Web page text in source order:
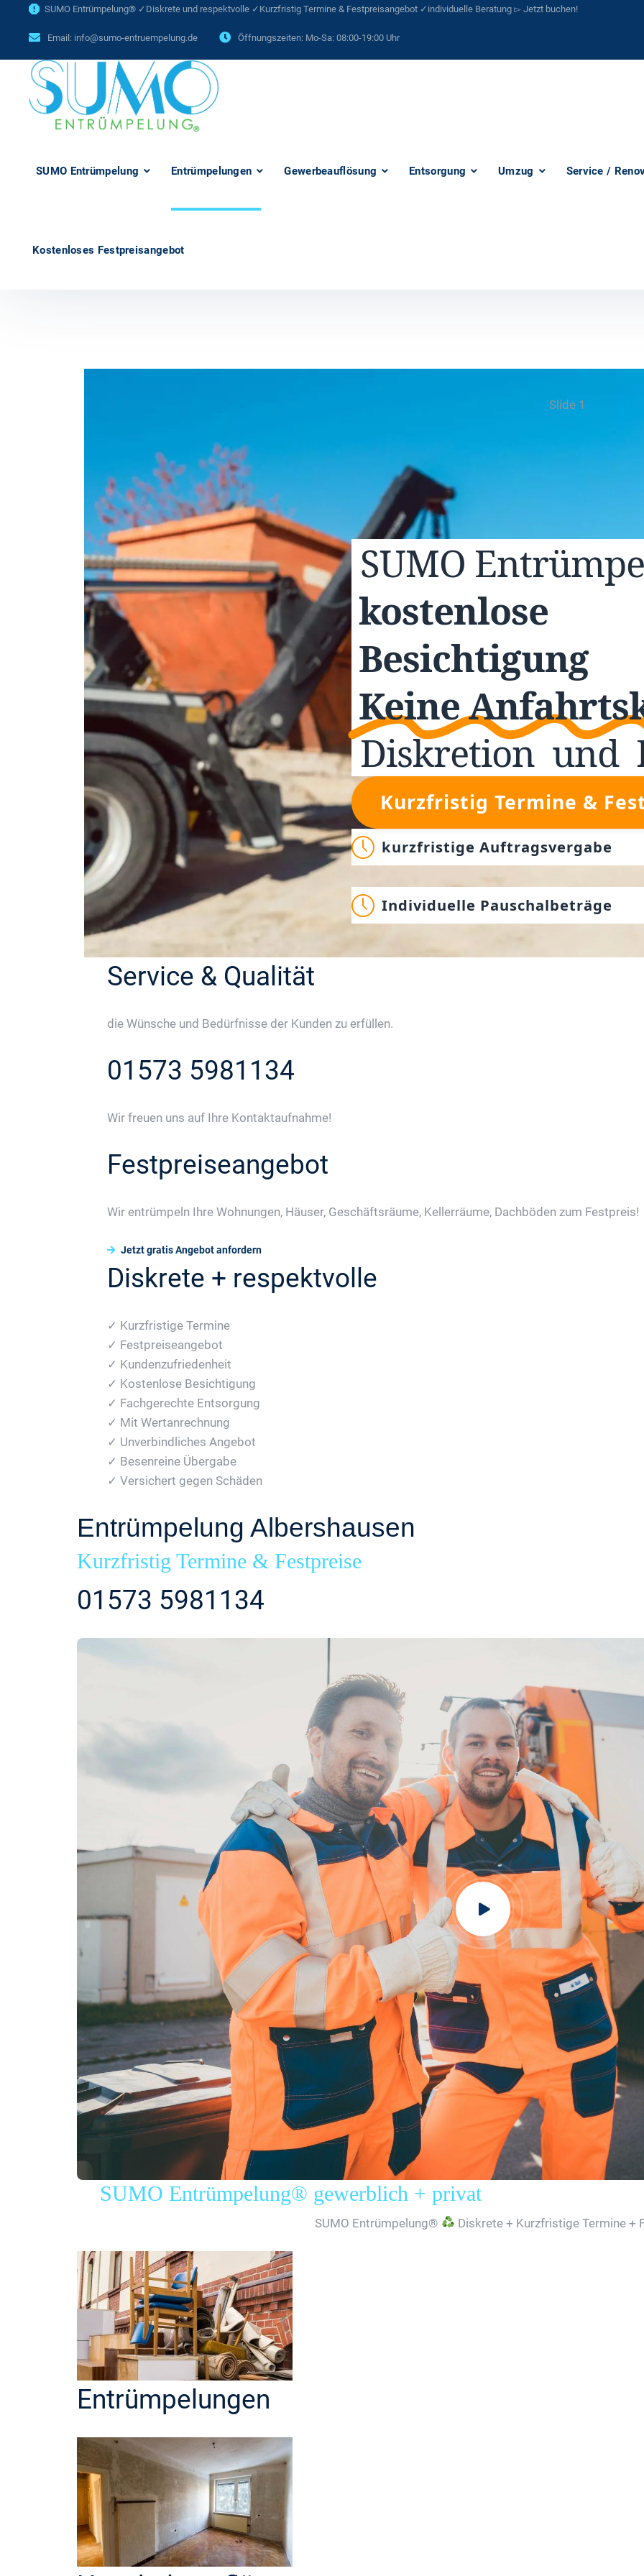
SUMO Entrümpelung® ✓Diskrete und respektvolle ✓Kurzfristig Termine & Festpreisangebot ✓individuelle Beratung ▻ Jetzt buchen!
Email: info@sumo-entruempelung.de Öffnungszeiten: Mo-Sa: 08:00-19:00 Uhr
SUMO Entrümpelung Entrümpelungen Gewerbeauflösung Entsorgung Umzug Service /
Kostenloses Festpreisangebot
Slide 1
SUMO
kostenlose
Besichtigung
Keine
Diskretion und
Kurzfristig Termine &
kurzfristige Auftragsvergabe
Individuelle Pauschalbeträge
Service & Qualität
die Wünsche und Bedürfnisse der Kunden zu erfüllen.
01573 5981134
Wir freuen uns auf Ihre Kontaktaufnahme!
Festpreiseangebot
Wir entrümpeln Ihre Wohnungen, Häuser, Geschäftsräume, Kellerräume, Dachböden zum Festpreis!
Jetzt gratis Angebot anfordern
Diskrete + respektvolle
✓ Kurzfristige Termine
✓ Festpreiseangebot
✓ Kundenzufriedenheit
✓ Kostenlose Besichtigung
✓ Fachgerechte Entsorgung
✓ Mit Wertanrechnung
✓ Unverbindliches Angebot
✓ Besenreine Übergabe
✓ Versichert gegen Schäden
Entrümpelung Albershausen
Kurzfristig Termine & Festpreise
01573 5981134
SUMO Entrümpelung® gewerblich + privat
SUMO Entrümpelung® Diskrete + Kurzfristige Termine +
Entrümpelungen